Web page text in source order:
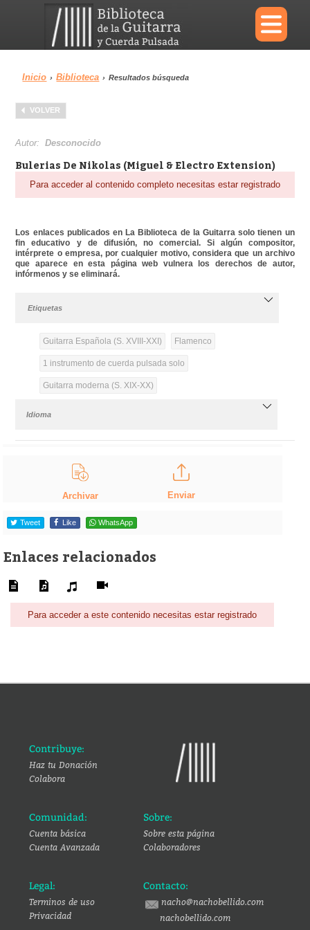
×
Menu
Biblioteca
Inicio › Biblioteca › Resultados búsqueda
VOLVER
Autor:Desconocido
Bulerias De Nikolas (Miguel & Electro Extension)
Para acceder al contenido completo necesitas estar registrado
Los enlaces publicados en La Biblioteca de la Guitarra solo tienen un
fin educativo y de difusión, no comercial. Si algún compositor,
intérprete o empresa, por cualquier motivo, considera que un archivo
que aparece en esta página web vulnera los derechos de autor,
infórmenos y se eliminará.
Etiquetas
Guitarra Española (S. XVIII-XXI) Flamenco
1 instrumento de cuerda pulsada solo
Guitarra moderna (S. XIX-XX)
Idioma
Archivar Enviar
Tweet Like WhatsApp
Enlaces relacionados
Para acceder a este contenido necesitas estar registrado
Contribuye:
Haz tu Donación
Colabora
Comunidad:
Cuenta básica
Cuenta Avanzada
Sobre:
Sobre esta página
Colaboradores
Legal:
Terminos de uso
Privacidad
Contacto:
nacho@nachobellido.com
nachobellido.com